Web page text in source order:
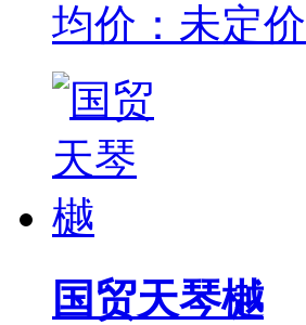
均价：未定价
国贸天琴樾